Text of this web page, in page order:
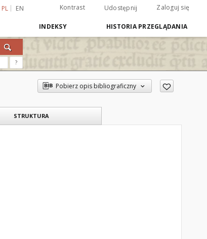
PL EN Kontrast Udostępnij Zaloguj się
INDEKSY HISTORIA PRZEGLĄDANIA
?
Pobierz opis bibliograficzny
STRUKTURA